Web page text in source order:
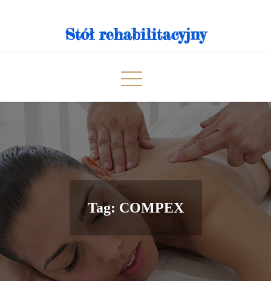
Stół rehabilitacyjny
Tag: COMPEX